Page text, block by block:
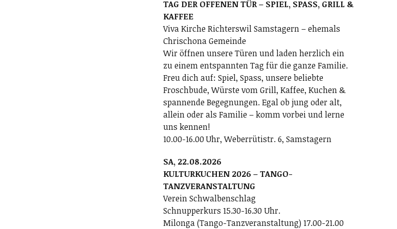
TAG DER OFFENEN TÜR – SPIEL, SPASS, GRILL &
KAFFEE
Viva Kirche Richterswil Samstagern – ehemals
Chrischona Gemeinde
Wir öffnen unsere Türen und laden herzlich ein
zu einem entspannten Tag für die ganze Familie.
Freu dich auf: Spiel, Spass, unsere beliebte
Froschbude, Würste vom Grill, Kaffee, Kuchen &
spannende Begegnungen. Egal ob jung oder alt,
allein oder als Familie – komm vorbei und lerne
uns kennen!
10.00-16.00 Uhr, Weberrütistr. 6, Samstagern
SA, 22.08.2026
KULTURKUCHEN 2026 – TANGO-
TANZVERANSTALTUNG
Verein Schwalbenschlag
Schnupperkurs 15.30-16.30 Uhr.
Milonga (Tango-Tanzveranstaltung) 17.00-21.00